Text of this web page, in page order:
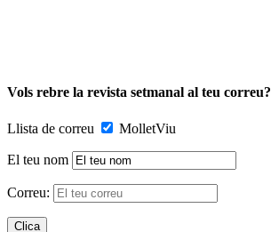
Vols rebre la revista setmanal al teu correu?
Llista de correu MolletViu
El teu nom
Correu: